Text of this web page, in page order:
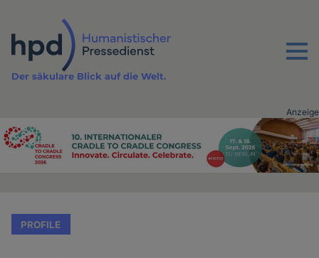
Inhalt
Menu
Der säkulare Blick auf die Welt.
Advertising
Anzeige
PROFILE